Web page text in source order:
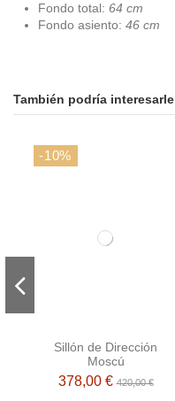
Fondo total: 64 cm
Fondo asiento: 46 cm
También podría interesarle
-10%
Sillón de Dirección
Moscú
378,00 €420,00 €